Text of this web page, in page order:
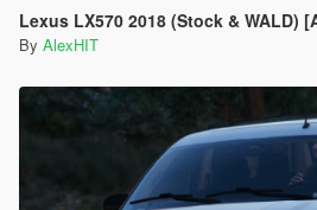
Lexus LX570 2018 (Stock & WALD)
By AlexHIT